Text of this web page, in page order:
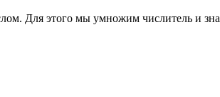
Для этого мы умножим числитель и